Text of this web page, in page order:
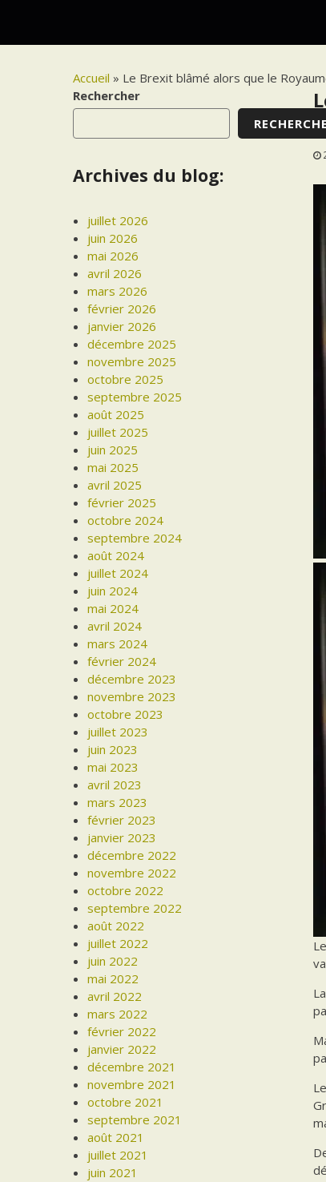
Accueil » Le Brexit blâmé alors que le
Rechercher
Archives du blog:
juillet 2026
juin 2026
mai 2026
avril 2026
mars 2026
février 2026
janvier 2026
décembre 2025
novembre 2025
octobre 2025
septembre 2025
août 2025
juillet 2025
juin 2025
mai 2025
avril 2025
février 2025
octobre 2024
septembre 2024
août 2024
juillet 2024
juin 2024
mai 2024
avril 2024
mars 2024
février 2024
décembre 2023
novembre 2023
octobre 2023
juillet 2023
juin 2023
mai 2023
avril 2023
mars 2023
février 2023
janvier 2023
décembre 2022
novembre 2022
octobre 2022
septembre 2022
août 2022
juillet 2022
juin 2022
mai 2022
avril 2022
mars 2022
février 2022
janvier 2022
décembre 2021
novembre 2021
octobre 2021
septembre 2021
août 2021
juillet 2021
juin 2021